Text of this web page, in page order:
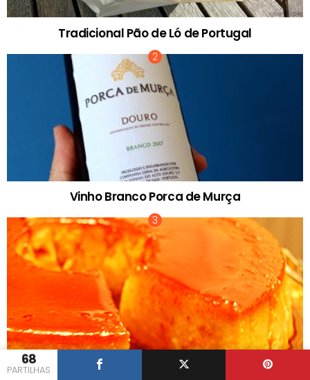
68
PARTILHAS
Tradicional Pão de Ló de Portugal
Vinho Branco Porca de Murça